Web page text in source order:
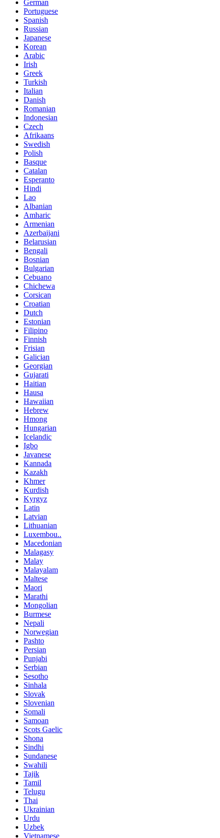
German
Portuguese
Spanish
Russian
Japanese
Korean
Arabic
Irish
Greek
Turkish
Italian
Danish
Romanian
Indonesian
Czech
Afrikaans
Swedish
Polish
Basque
Catalan
Esperanto
Hindi
Lao
Albanian
Amharic
Armenian
Azerbaijani
Belarusian
Bengali
Bosnian
Bulgarian
Cebuano
Chichewa
Corsican
Croatian
Dutch
Estonian
Filipino
Finnish
Frisian
Galician
Georgian
Gujarati
Haitian
Hausa
Hawaiian
Hebrew
Hmong
Hungarian
Icelandic
Igbo
Javanese
Kannada
Kazakh
Khmer
Kurdish
Kyrgyz
Latin
Latvian
Lithuanian
Luxembou..
Macedonian
Malagasy
Malay
Malayalam
Maltese
Maori
Marathi
Mongolian
Burmese
Nepali
Norwegian
Pashto
Persian
Punjabi
Serbian
Sesotho
Sinhala
Slovak
Slovenian
Somali
Samoan
Scots Gaelic
Shona
Sindhi
Sundanese
Swahili
Tajik
Tamil
Telugu
Thai
Ukrainian
Urdu
Uzbek
Vietnamese